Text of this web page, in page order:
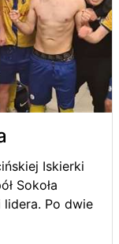
Iskierki
Sokoła
lidera. Po dwie